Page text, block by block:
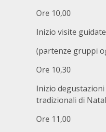
Ore 10,00
Inizio visite
(partenze gruppi
Ore 10,30
Inizio
tradizionali di
Ore 11,00